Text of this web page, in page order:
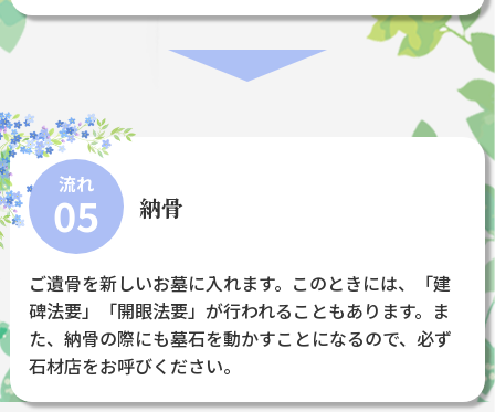
流れ
05 納骨
ご遺骨を新しいお墓に入れます。このときには、「建
碑法要」「開眼法要」が行われることもあります。ま
た、納骨の際にも墓石を動かすことになるので、必ず
石材店をお呼びください。